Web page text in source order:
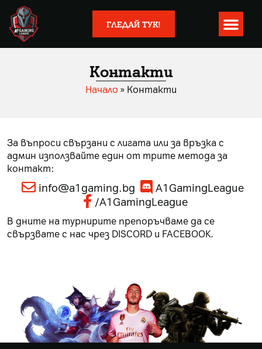
ГЛЕДАЙ ТУК!
Контакти
Начало » Контакти
За въпроси свързани с лигата или за връзка с
админ използвайте един от трите метода за
контакт:
info@a1gaming.bg
A1GamingLeague
/A1GamingLeague
В дните на турнирите препоръчваме да се
свързвате с нас чрез DISCORD и FACEBOOK.